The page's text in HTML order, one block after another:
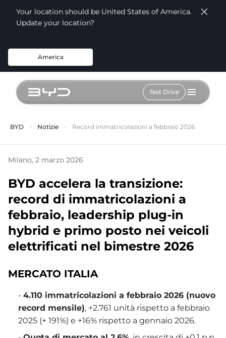
Your location should be United States of America.
Update your location?
America
Test Drive
BYD Notizie Record immatricolazioni a febbraio 2026
Milano, 2 marzo 2026
BYD accelera la transizione:
record di immatricolazioni a
febbraio, leadership plug-in
hybrid e primo posto nei veicoli
elettrificati nel bimestre 2026
MERCATO ITALIA
- 4.110 immatricolazioni a febbraio 2026 (nuovo
record mensile), +2.761 unità rispetto a febbraio
2025 (+ 191%) e +16% rispetto a gennaio 2026.